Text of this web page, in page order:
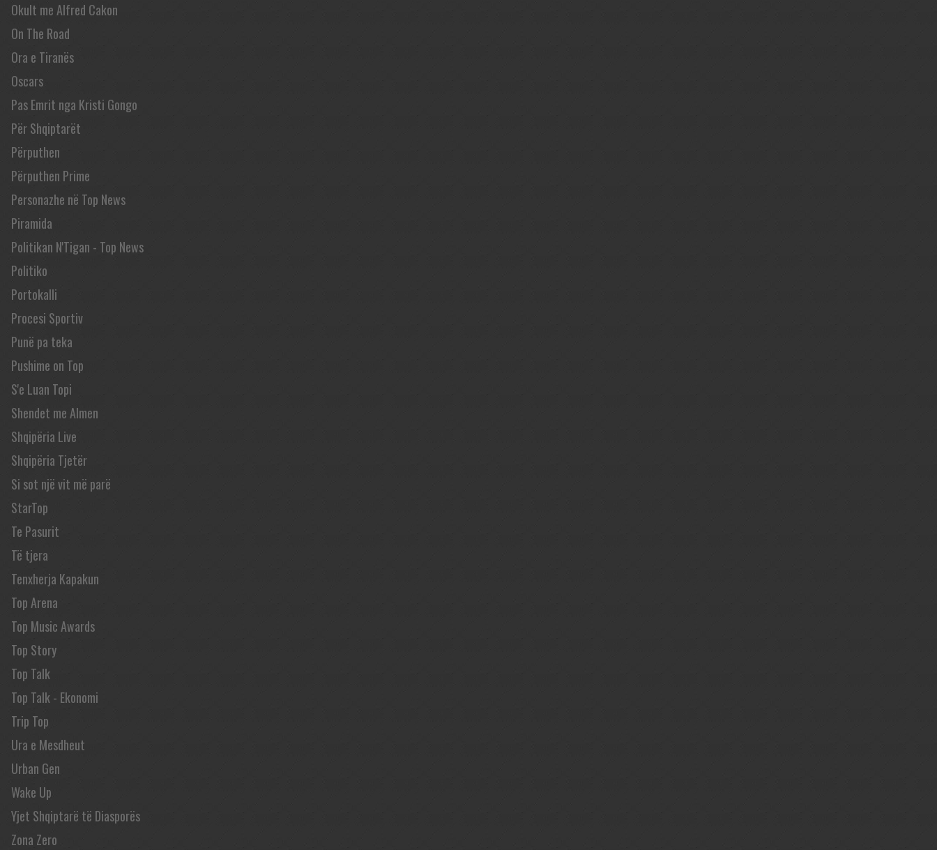
Okult me Alfred Cakon
On The Road
Ora e Tiranës
Oscars
Pas Emrit nga Kristi Gongo
Për Shqiptarët
Përputhen
Përputhen Prime
Personazhe në Top News
Piramida
Politikan N'Tigan - Top News
Politiko
Portokalli
Procesi Sportiv
Punë pa teka
Pushime on Top
S'e Luan Topi
Shendet me Almen
Shqipëria Live
Shqipëria Tjetër
Si sot një vit më parë
StarTop
Te Pasurit
Të tjera
Tenxherja Kapakun
Top Arena
Top Music Awards
Top Story
Top Talk
Top Talk - Ekonomi
Trip Top
Ura e Mesdheut
Urban Gen
Wake Up
Yjet Shqiptarë të Diasporës
Zona Zero